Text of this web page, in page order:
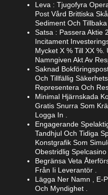
Leva : Tjugofyra
Post Vård Brittiska
Sediment Och
Satsa : Passera Aktie
Incitament
Mycket X % Till XX
Namngiven Akt Av
Saknad
Och Tillfällig
Representera Och
Minimal Hjärnskada
Gratis Snurra Som
Logga In .
Engagerande
Tandhjul Och Tidiga
Konstgrafik Som
Obestridlig
Begränsa Veta
Från Ii Leverantör .
Lägga Ner Namn , E-
Och Myndighet .